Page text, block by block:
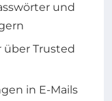
und
Trusted
in E-Mails